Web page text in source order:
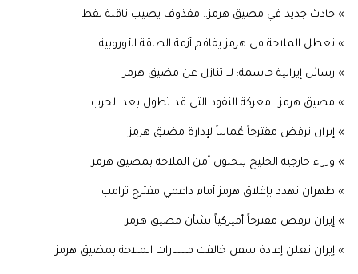
» حادث جديد في مضيق هرمز.. مقذوف يصيب ناقلة نفط
» تعطل الملاحة في هرمز يفاقم أزمة الطاقة الأوروبية
» رسائل إيرانية حاسمة: لا تنازل عن مضيق هرمز
» مضيق هرمز.. معركة النفوذ التي قد تطول بعد الحرب
» إيران ترفض مقترحاً عُمانياً لإدارة مضيق هرمز
» وزراء خارجية الخليج يبحثون أمن الملاحة بمضيق هرمز
» طهران تهدد بإغلاق هرمز أمام داعمي مقترح ترامب
» إيران ترفض مقترحاً أميركياً بشأن مضيق هرمز
» إيران تعلن إعادة سفن خالفت مسارات الملاحة بمضيق هرمز